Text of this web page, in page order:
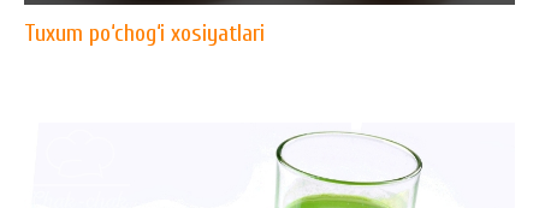
Tuxum po‘chog‘i xosiyatlari